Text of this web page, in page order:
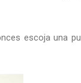
escoja una